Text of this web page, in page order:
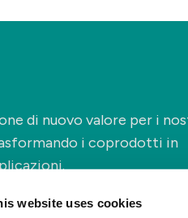
website uses cookies
di nuovo valore per i
i coprodotti in